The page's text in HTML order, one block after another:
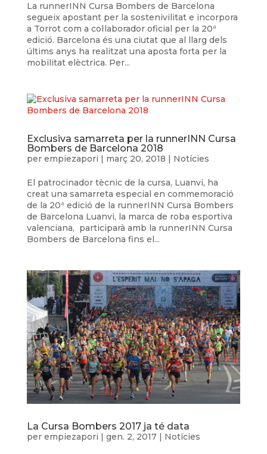
La runnerINN Cursa Bombers de Barcelona
segueix apostant per la sostenivilitat e incorpora
a Torrot com a col·laborador oficial per la 20ª
edició. Barcelona és una ciutat que al llarg dels
últims anys ha realitzat una aposta forta per la
mobilitat elèctrica. Per...
Exclusiva samarreta per la runnerINN Cursa
Bombers de Barcelona 2018
per empiezapori | març 20, 2018 | Notícies
El patrocinador tècnic de la cursa, Luanvi, ha
creat una samarreta especial en commemoració
de la 20ª edició de la runnerINN Cursa Bombers
de Barcelona Luanvi, la marca de roba esportiva
valenciana, participarà amb la runnerINN Cursa
Bombers de Barcelona fins el...
La Cursa Bombers 2017 ja té data
per empiezapori | gen. 2, 2017| Notícies